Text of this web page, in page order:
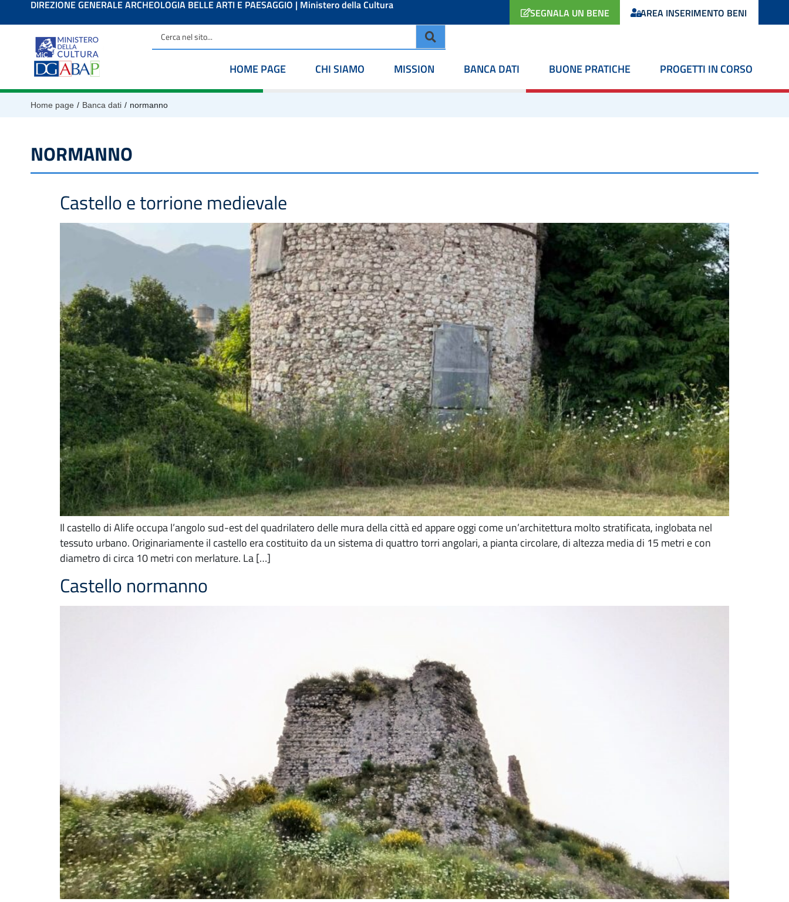
contenutoDIREZIONE GENERALE ARCHEOLOGIA BELLE ARTI E PAESAGGIO | Ministero della Cultura
SEGNALA UN BENE AREA INSERIMENTO BENI
HOME PAGE CHI SIAMO MISSION BANCA DATI BUONE PRATICHE PROGETTI IN CORSO
Home page / Banca dati / normanno
NORMANNO
Castello e torrione medievale
Il castello di Alife occupa l’angolo sud-est del quadrilatero delle mura della città ed appare oggi come un’architettura molto stratificata, inglobata nel
tessuto urbano. Originariamente il castello era costituito da un sistema di quattro torri angolari, a pianta circolare, di altezza media di 15 metri e con
diametro di circa 10 metri con merlature. La […]
Castello normanno